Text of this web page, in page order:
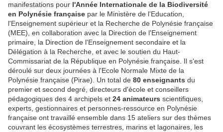
manifestations pour l'Année Internationale de la Biodiversité
en Polynésie française par le Ministère de l'Education,
l'Enseignement supérieur et la Recherche de Polynésie française
(MEE), en collaboration avec la Direction de l'Enseignement
primaire, la Direction de l'Enseignement secondaire et la
Délégation à la Recherche, et avec le soutien du Haut-
Commissariat de la République en Polynésie française. Il s'est
déroulé sur deux journées à l'Ecole Normale Mixte de la
Polynésie française (Pirae). Un total de 80 enseignants du
premier et second degré, directeurs d'école et conseillers
pédagogiques des 4 archipels et 24 animateurs scientifiques,
experts, gestionnaires et personnes-ressource en Polynésie
française ont travaillé ensemble dans 15 ateliers sur des thèmes
couvrant les écosystèmes terrestres, marins et lagonaires, les